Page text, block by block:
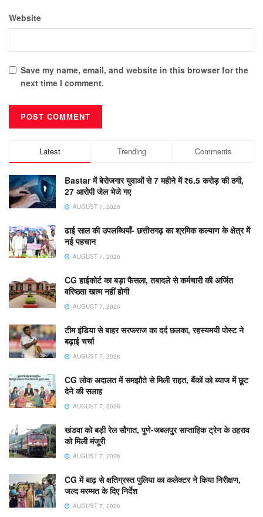
Website
Save my name, email, and website in this browser for the
next time I comment.
Latest Trending Comments
Bastar में बेरोजगार युवाओं से 7 महीने में ₹6.5 करोड़ की ठगी,
27 आरोपी जेल भेजे गए
AUGUST 7, 2026
ढाई साल की उपलब्धियाँ- छत्तीसगढ़ का श्रमिक कल्याण के क्षेत्र में
नई पहचान
AUGUST 7, 2026
CG हाईकोर्ट का बड़ा फैसला, तबादले से कर्मचारी की अर्जित
वरिष्ठता खत्म नहीं होगी
AUGUST 7, 2026
टीम इंडिया से बाहर सरफराज का दर्द छलका, रहस्यमयी पोस्ट ने
बढ़ाई चर्चा
AUGUST 7, 2026
CG लोक अदालत में समझौते से मिली राहत, बैंकों को ब्याज में छूट
देने की सलाह
AUGUST 7, 2026
खंडवा को बड़ी रेल सौगात, पुणे-जबलपुर साप्ताहिक ट्रेन के ठहराव
को मिली मंजूरी
AUGUST 7, 2026
CG में बाढ़ से क्षतिग्रस्त पुलिया का कलेक्टर ने किया निरीक्षण,
जल्द मरम्मत के दिए निर्देश
AUGUST 7, 2026